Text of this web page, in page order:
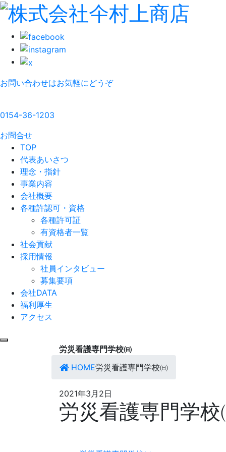
お問い合わせはお気軽にどうぞ
0154-36-1203
お問合せ
TOP
代表あいさつ
理念・指針
事業内容
会社概要
各種許認可・資格
各種許可証
有資格者一覧
社会貢献
採用情報
社員インタビュー
募集要項
会社DATA
福利厚生
アクセス
労災看護専門学校㈰
HOME労災看護専門学校㈰
2021年3月2日
労災看護専門学校